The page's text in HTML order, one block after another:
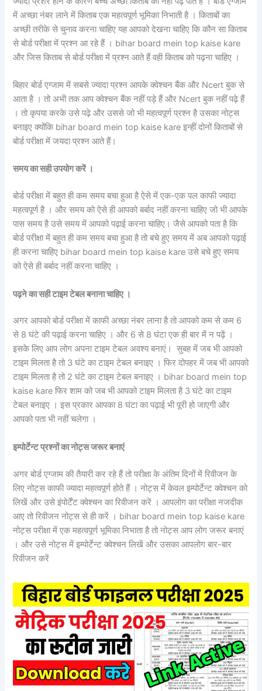
में अच्छा नंबर लाने में किताब एक महत्वपूर्ण भूमिका निभाती है । किताबों का
अच्छी तरीके से चुनाव करना चाहिए यह आपको देखना चाहिए कि कौन सा किताब
से बोर्ड परीक्षा में प्रश्न आ रहे हैं । bihar board mein top kaise kare
और जिस किताब से बोर्ड परीक्षा में प्रश्न आते हैं वही किताब को पढ़ना चाहिए ।
बिहार बोर्ड एग्जाम में सबसे ज्यादा प्रश्न आपके क्वेश्चन बैंक और Ncert बुक से
आता है । तो अभी तक आप क्वेश्चन बैंक नहीं पड़े हैं और Ncert बुक नहीं पढ़े हैं
। तो कृपया करके उसे पढ़े और उससे जो भी महत्वपूर्ण प्रश्न है उसका नोट्स
बनाइए क्योंकि bihar board mein top kaise kare इन्हीं दोनों किताबों से
बोर्ड परीक्षा में जयदा प्रश्न आते हैं।
समय का सही उपयोग करें ।
बोर्ड परीक्षा में बहुत ही कम समय बचा हुआ है ऐसे में एक-एक पल काफी ज्यादा
महत्वपूर्ण है । और समय को ऐसे ही आपको बर्बाद नहीं करना चाहिए जो भी आपके
पास समय है उसे समय में आपको पढ़ाई करना चाहिए। जैसे आपको पता है कि
बोर्ड परीक्षा में बहुत ही कम समय बचा हुआ है तो बचे हुए समय में अब आपको पढ़ाई
ही करना चाहिए bihar board mein top kaise kare उसे बचे हुए समय
को ऐसे ही बर्बाद नहीं करना चाहिए ।
पढ़ने का सही टाइम टेबल बनाना चाहिए ।
अगर आपको बोर्ड परीक्षा में काफी अच्छा नंबर लाना है तो आपको कम से कम 6
से 8 घंटे की पढ़ाई करना चाहिए । और 6 से 8 घंटा एक ही बार में न पढ़ें ।
इसके लिए आप लोग अपना टाइम टेबल अवश्य बनाएं। सुबह में जब भी आपको
टाइम मिलता है तो 3 घंटे का टाइम टेबल बनाइए । फिर दोपहर में जब भी आपको
टाइम मिलता है तो 2 घंटे का टाइम टेबल बनाइए । bihar board mein top
kaise kare फिर शाम को जब भी आपको टाइम मिलता है 3 घंटे का टाइम
टेबल बनाइए । इस प्रकार आपका 8 घंटा का पढ़ाई भी पूरी हो जाएगी और
आपको पता भी नहीं चलेगा ।
इम्पोर्टेन्ट प्रश्नों का नोट्स जरूर बनाएं
अगर बोर्ड एग्जाम की तैयारी कर रहे हैं तो परीक्षा के अंतिम दिनों में रिवीजन के
लिए नोट्स काफी ज्यादा महत्वपूर्ण होते हैं । नोट्स में केवल इम्पोर्टेन्ट क्वेश्चन को
लिखें और उसे इंपोर्टेंट क्वेश्चन का रिवीजन करें । आपलोग का परीक्षा नजदीक
आए तो रिवीजन नोट्स से ही करें । bihar board mein top kaise kare
नोट्स परीक्षा में एक महत्वपूर्ण भूमिका निभाता है तो नोट्स आप लोग जरूर बनाएं
। और उसे नोट्स में इम्पोर्टेन्ट क्वेश्चन लिखें और उसका आपलोग बार-बार
रिवीजन करें